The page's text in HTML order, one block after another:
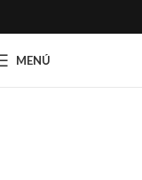
MENÚ